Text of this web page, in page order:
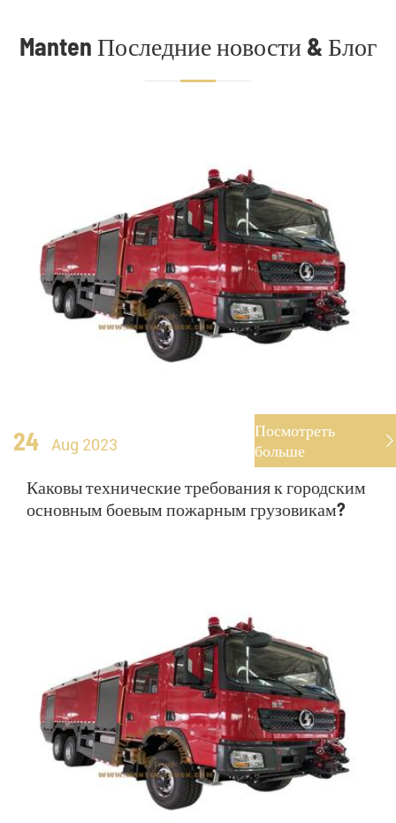
Manten Последние новости & Блог
24 Aug 2023
Посмотреть
больше

Каковы технические требования к городским
основным боевым пожарным грузовикам?